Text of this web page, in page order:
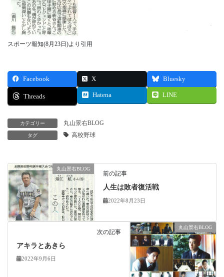
スポーツ報知(8月23日)より引用
Facebook X Bluesky
Threads Hatena LINE
カテゴリー 丸山景右BLOG
タグ 高校野球
丸山景右BLOG
前の記事
人生は敗者復活戦
2022年8月23日
丸山景右BLOG
次の記事
アキラとあきら
2022年9月6日